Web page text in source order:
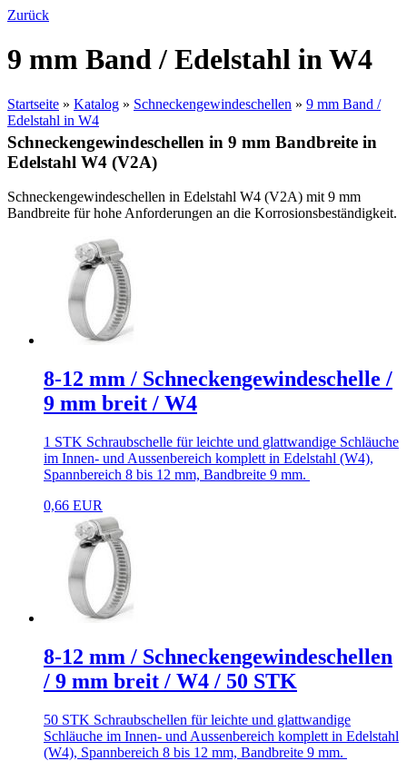
Zurück
9 mm Band / Edelstahl in W4
Startseite » Katalog » Schneckengewindeschellen » 9 mm Band /
Edelstahl in W4
Schneckengewindeschellen in 9 mm Bandbreite in
Edelstahl W4 (V2A)
Schneckengewindeschellen in Edelstahl W4 (V2A) mit 9 mm
Bandbreite für hohe Anforderungen an die Korrosionsbeständigkeit.
8-12 mm / Schneckengewindeschelle /
9 mm breit / W4
1 STK Schraubschelle für leichte und glattwandige Schläuche
im Innen- und Aussenbereich komplett in Edelstahl (W4),
Spannbereich 8 bis 12 mm, Bandbreite 9 mm.
0,66 EUR
8-12 mm / Schneckengewindeschellen
/ 9 mm breit / W4 / 50 STK
50 STK Schraubschellen für leichte und glattwandige
Schläuche im Innen- und Aussenbereich komplett in Edelstahl
(W4), Spannbereich 8 bis 12 mm, Bandbreite 9 mm.